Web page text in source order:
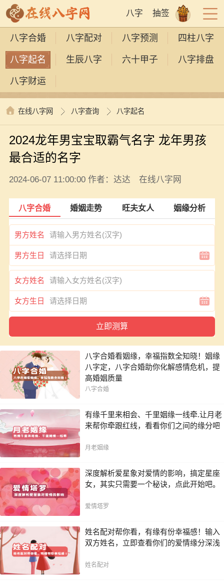
八字 抽签
八字合婚 八字配对 八字预测 四柱八字
八字起名 生辰八字 六十甲子 八字排盘
八字财运
在线八字网 八字查询 八字起名
2024龙年男宝宝取霸气名字 龙年男孩
最合适的名字
2024-06-07 11:00:00 作者：达达 在线八字网
八字合婚 婚姻走势 旺夫女人 姻缘分析
男方姓名
男方生日
女方姓名
女方生日
八字合婚看姻缘，幸福指数全知晓！姻缘
八字定，八字合婚助你化解感情危机，提
高婚姻质量
八字合婚
有缘千里来相会、千里姻缘一线牵.让月老
来帮你牵跟红线，看看你们之间的缘分吧
月老姻缘
深度解析爱星象对爱情的影响，搞定星座
女，其实只需要一个秘诀，点此开始吧。
爱情塔罗
姓名配对帮你看，有缘有份幸福感！输入
双方姓名，立即查看你们的爱情缘分深浅
姓名配对